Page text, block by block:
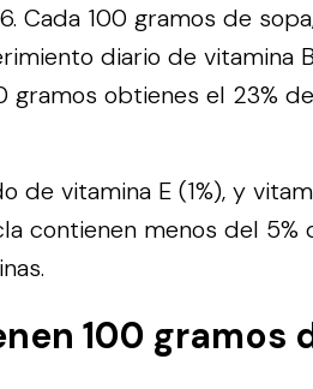
Cada 100 gramos de
diario de vitamina
gramos obtienes el 23%
vitamina E (1%), y
contienen menos del 5%
100 gramos